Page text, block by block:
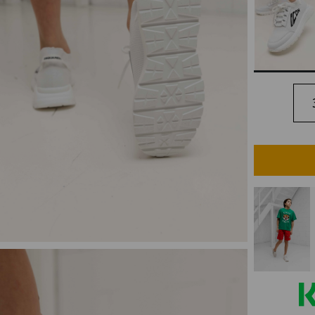
MID SEASON-SALE DAMES